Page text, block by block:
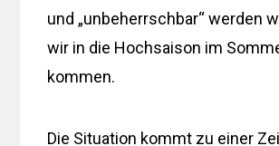
und „unbeherrschbar“ werden
wir in die Hochsaison im
kommen.
Die Situation kommt zu einer